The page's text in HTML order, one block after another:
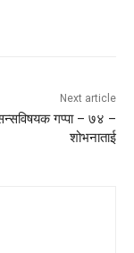
Next article
गप्पा – ७४ –
शोभनाताई